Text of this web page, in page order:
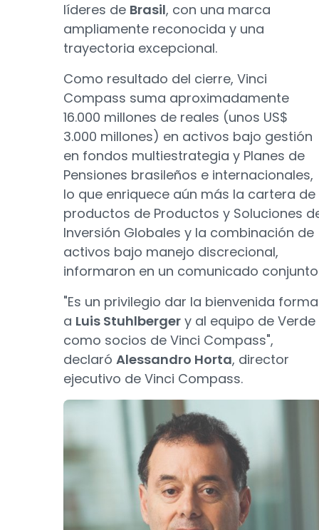
líderes de Brasil, con una marca
ampliamente reconocida y una
trayectoria excepcional.
Como resultado del cierre, Vinci
Compass suma aproximadamente
16.000 millones de reales (unos US$
3.000 millones) en activos bajo gestión
en fondos multiestrategia y Planes de
Pensiones brasileños e internacionales,
lo que enriquece aún más la cartera de
productos de Productos y Soluciones
Inversión Globales y la combinación de
activos bajo manejo discrecional,
informaron en un comunicado
"Es un privilegio dar la bienvenida
a Luis Stuhlberger y al equipo de Verde
como socios de Vinci Compass",
declaró Alessandro Horta, director
ejecutivo de Vinci Compass.